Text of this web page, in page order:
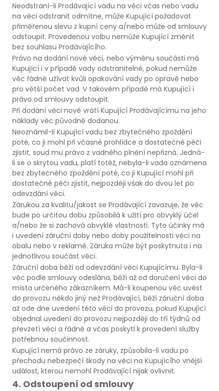
Neodstraní-li Prodávající vadu na věci včas nebo vadu
na věci odstranit odmítne, může Kupující požadovat
přiměřenou slevu z kupní ceny a/nebo může od smlouvy
odstoupit. Provedenou volbu nemůže Kupující změnit
bez souhlasu Prodávajícího.
Právo na dodání nové věci, nebo výměnu součásti má
Kupující i v případě vady odstranitelné, pokud nemůže
věc řádně užívat kvůli opakování vady po opravě nebo
pro větší počet vad. V takovém případě má Kupující i
právo od smlouvy odstoupit.
Při dodání věci nové vrátí Kupující Prodávajícímu na jeho
náklady věc původně dodanou.
Neoznámil-li Kupující vadu bez zbytečného zpoždění
poté, co ji mohl při včasné prohlídce a dostatečné péči
zjistit, soud mu právo z vadného plnění nepřizná. Jedná-
li se o skrytou vadu, platí totéž, nebyla-li vada oznámena
bez zbytečného zpoždění poté, co ji Kupující mohl při
dostatečné péči zjistit, nejpozději však do dvou let po
odevzdání věci.
Zárukou za kvalitu/jakost se Prodávající zavazuje, že věc
bude po určitou dobu způsobilá k užití pro obvyklý účel
a/nebo že si zachová obvyklé vlastnosti. Tyto účinky má
i uvedení záruční doby nebo doby použitelnosti věci na
obalu nebo v reklamě. Záruka může být poskytnuta i na
jednotlivou součást věci.
Záruční doba běží od odevzdání věci Kupujícímu. Byla-li
věc podle smlouvy odeslána, běží až od doručení věci do
místa určeného zákazníkem. Má-li koupenou věc uvést
do provozu někdo jiný než Prodávající, běží záruční doba
až ode dne uvedení této věci do provozu, pokud Kupující
objednal uvedení do provozu nejpozději do tří týdnů od
převzetí věci a řádně a včas poskytl k provedení služby
potřebnou součinnost.
Kupující nemá právo ze záruky, způsobila-li vadu po
přechodu nebezpečí škody na věci na Kupujícího vnější
událost, kterou nemohl Prodávající nijak ovlivnit.
4. Odstoupení od smlouvy